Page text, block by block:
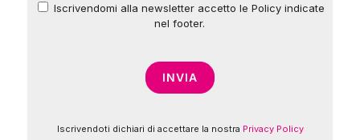
*
Iscrivendomi alla newsletter accetto le Policy indicate
nel footer.
Iscrivendoti dichiari di accettare la nostra Privacy Policy